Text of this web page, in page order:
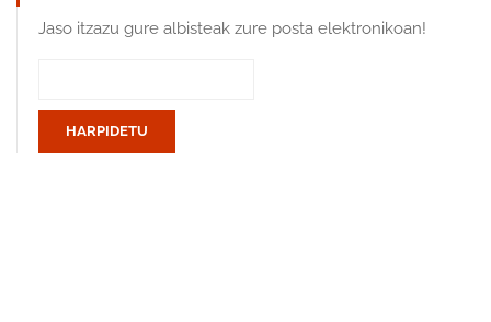
Jaso itzazu gure albisteak zure posta elektronikoan!